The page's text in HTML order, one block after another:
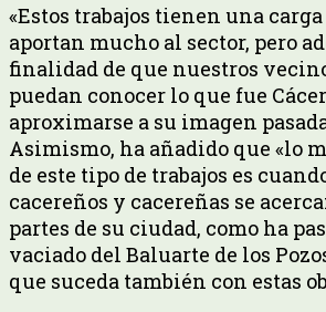
«Estos trabajos tienen una
aportan mucho al sector, pero
finalidad de que nuestros
puedan conocer lo que fue
aproximarse a su imagen
Asimismo, ha añadido que «lo
de este tipo de trabajos es
cacereños y cacereñas se
partes de su ciudad, como ha
vaciado del Baluarte de los
que suceda también con estas